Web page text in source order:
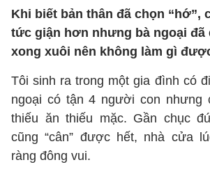
Khi biết bản thân đã chọn “hớ”,
tức giận hơn nhưng bà ngoại đã
xong xuôi nên không làm gì
Tôi sinh ra trong một gia đình có
ngoại có tận 4 người con nhưng
thiếu ăn thiếu mặc. Gần chục
cũng “cân” được hết, nhà cửa
ràng đông vui.